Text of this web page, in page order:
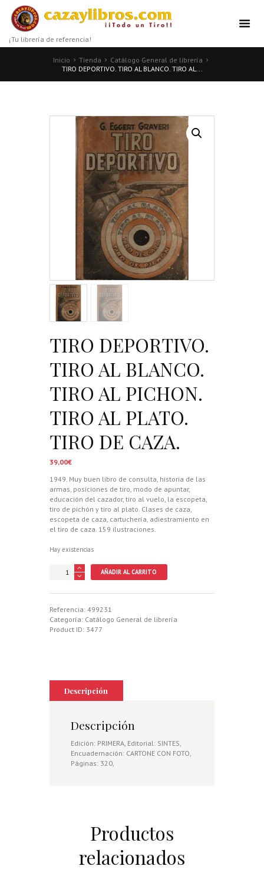
¡Tu librería de referencia!
Inicio Tienda
Catálogo General de librería
TIRO DEPORTIVO. TIRO AL BLANCO. TIRO AL...
TIRO DEPORTIVO.
TIRO AL BLANCO.
TIRO AL PICHON.
TIRO AL PLATO.
TIRO DE CAZA.
39,00€
1949. Muy buen libro de consulta, historia de las
armas, posiciones de tiro, modo de apuntar,
educación del cazador, tiro al vuelo, la escopeta,
tiro de pichón y tiro al plato. Clases de caza,
escopeta de caza, cartuchería, adiestramiento en
el tiro de caza. 159 ilustraciones.
Hay existencias
DEPORTIVO.
BLANCO.
TIRO
AL
TIRO
CAZA.
AÑADIR AL CARRITO
Referencia: 499231
Categoría: Catálogo General de librería
Product ID: 3477
Descripción
Descripción
Edición: PRIMERA, Editorial: SINTES,
Encuadernación: CARTONE CON FOTO,
Páginas: 320,
Productos
relacionados